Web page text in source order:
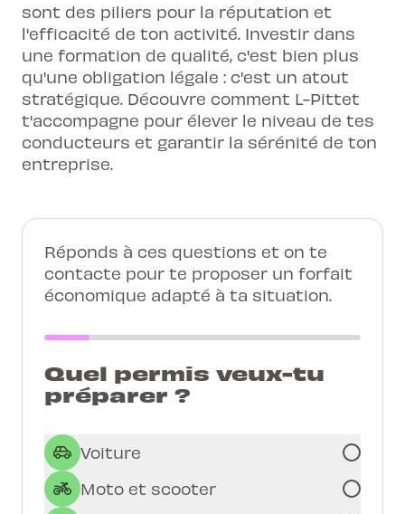
sont des piliers pour la réputation et
l'efficacité de ton activité. Investir dans
une formation de qualité, c'est bien plus
qu'une obligation légale : c'est un atout
stratégique. Découvre comment L-Pittet
t'accompagne pour élever le niveau de tes
conducteurs et garantir la sérénité de ton
entreprise.
Réponds à ces questions et on te
contacte pour te proposer un forfait
économique adapté à ta situation.
Quel permis veux-tu
préparer ?
Voiture
Moto et scooter